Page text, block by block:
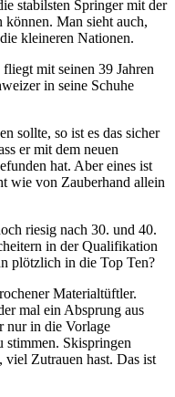
stabilsten Springer mit der
können. Man sieht auch,
kleineren Nationen.
mit seinen 39 Jahren
in seine Schuhe
sollte, so ist es das sicher
er mit dem neuen
hat. Aber eines ist
wie von Zauberhand allein
riesig nach 30. und 40.
in der Qualifikation
plötzlich in die Top Ten?
Materialtüftler.
mal ein Absprung aus
nur in die Vorlage
stimmen. Skispringen
Zutrauen hast. Das ist